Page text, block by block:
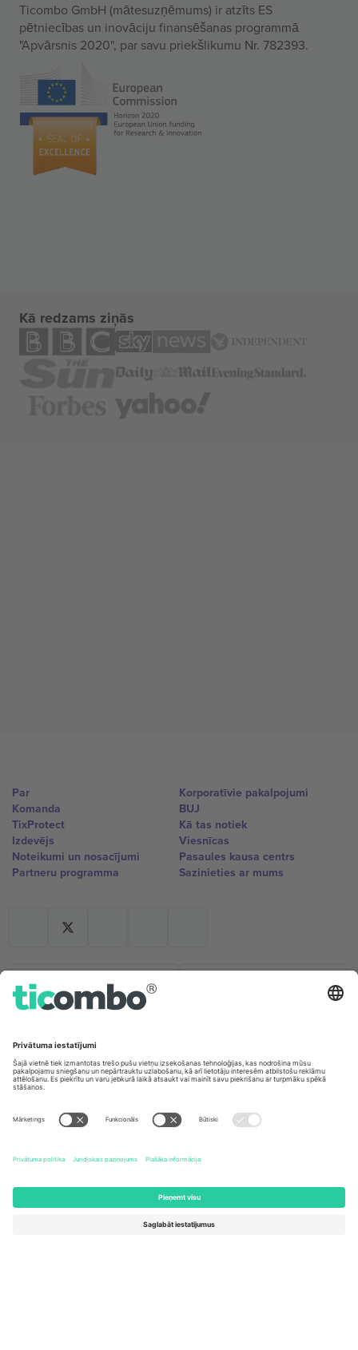
Ticombo GmbH (mātesuzņēmums) ir atzīts ES
pētniecības un inovāciju finansēšanas programmā
"Apvārsnis 2020", par savu priekšlikumu Nr. 782393.
Kā redzams ziņās
Par
Komanda
TixProtect
Izdevējs
Noteikumi un nosacījumi
Partneru programma
Korporatīvie pakalpojumi
BUJ
Kā tas notiek
Viesnīcas
Pasaules kausa centrs
Sazinieties ar mums
Biroji un atbalsts
Germany
Unter den Linden 24, 10117
Berlin, Germany
United Kingdom
Kingdom
United States
Newark, Delaware 19713, United
Switzerland
Engelberg, Switzerland